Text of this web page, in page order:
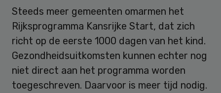
Steeds meer gemeenten omarmen het
Rijksprogramma Kansrijke Start, dat zich
richt op de eerste 1000 dagen van het kind.
Gezondheidsuitkomsten kunnen echter nog
niet direct aan het programma worden
toegeschreven. Daarvoor is meer tijd nodig.